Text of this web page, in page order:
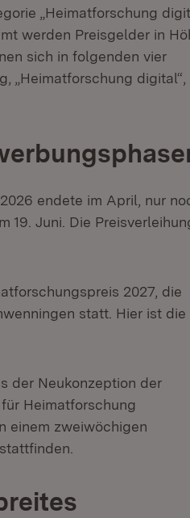
„Heimatforschung
werden Preisgelder in
sich in folgenden vier
„Heimatforschung digital“,
endete im April, nur
19. Juni. Die
2027, die
statt. Hier ist die
der Neukonzeption der
Heimatforschung
einem zweiwöchigen